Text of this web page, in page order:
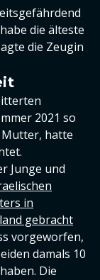
die älteste
die Zeugin
2021 so
hatte
Junge und
in
gebracht
vorgeworfen,
damals 10
Die